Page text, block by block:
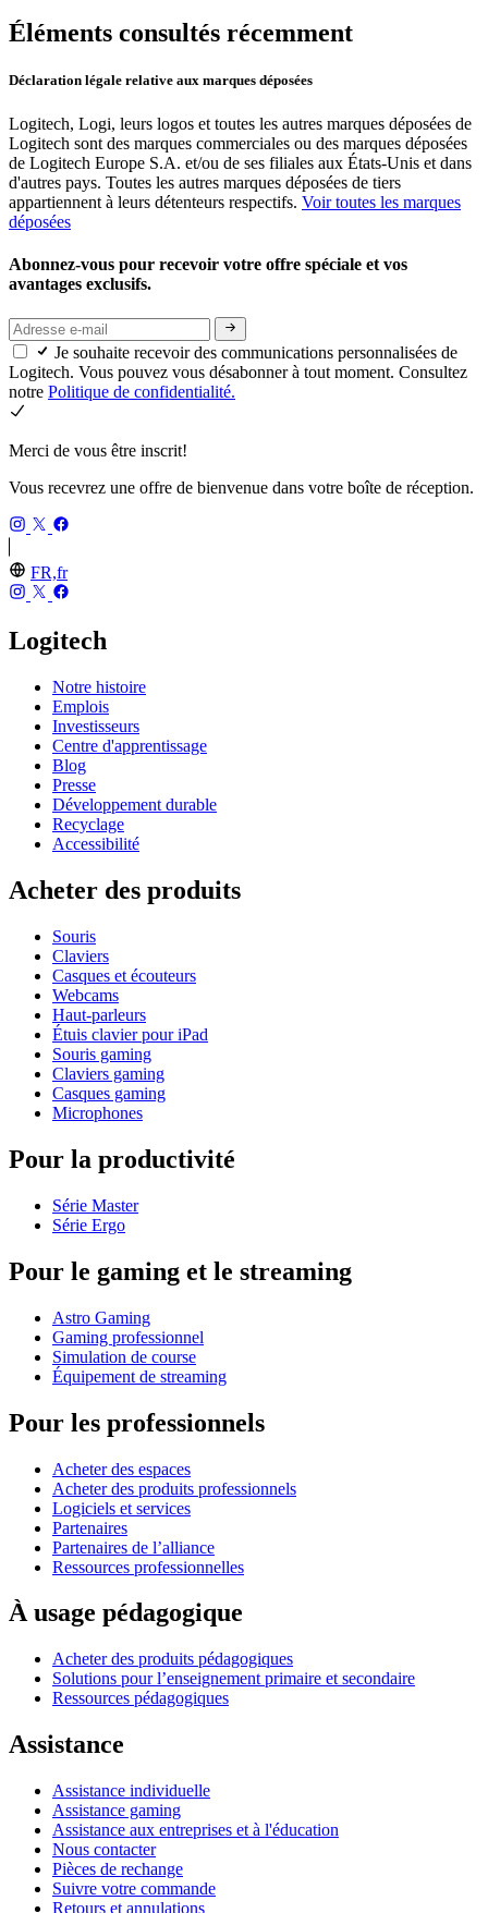
Éléments consultés récemment
Déclaration légale relative aux marques déposées
Logitech, Logi, leurs logos et toutes les autres marques déposées de
Logitech sont des marques commerciales ou des marques déposées
de Logitech Europe S.A. et/ou de ses filiales aux États-Unis et dans
d'autres pays. Toutes les autres marques déposées de tiers
appartiennent à leurs détenteurs respectifs. Voir toutes les marques
déposées
Abonnez-vous pour recevoir votre offre spéciale et vos
avantages exclusifs.
Je souhaite recevoir des communications personnalisées de
Logitech. Vous pouvez vous désabonner à tout moment. Consultez
notre Politique de confidentialité.
Merci de vous être inscrit!
Vous recevrez une offre de bienvenue dans votre boîte de réception.
FR,fr
Logitech
Notre histoire
Emplois
Investisseurs
Centre d'apprentissage
Blog
Presse
Développement durable
Recyclage
Accessibilité
Acheter des produits
Souris
Claviers
Casques et écouteurs
Webcams
Haut-parleurs
Étuis clavier pour iPad
Souris gaming
Claviers gaming
Casques gaming
Microphones
Pour la productivité
Série Master
Série Ergo
Pour le gaming et le streaming
Astro Gaming
Gaming professionnel
Simulation de course
Équipement de streaming
Pour les professionnels
Acheter des espaces
Acheter des produits professionnels
Logiciels et services
Partenaires
Partenaires de l’alliance
Ressources professionnelles
À usage pédagogique
Acheter des produits pédagogiques
Solutions pour l’enseignement primaire et secondaire
Ressources pédagogiques
Assistance
Assistance individuelle
Assistance gaming
Assistance aux entreprises et à l'éducation
Nous contacter
Pièces de rechange
Suivre votre commande
Retours et annulations